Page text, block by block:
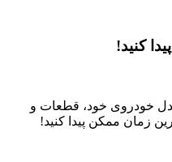
کنید!
خودروی خود، قطعات و
زمان ممکن پیدا کنید!